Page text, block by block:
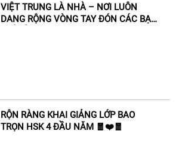
VIỆT TRUNG LÀ NHÀ – NƠI LUÔN
DANG RỘNG VÒNG TAY ĐÓN CÁC BẠN
RỘN RÀNG KHAI GIẢNG LỚP BAO
TRỌN HSK 4 ĐẦU NĂM 🧧❤️🧧